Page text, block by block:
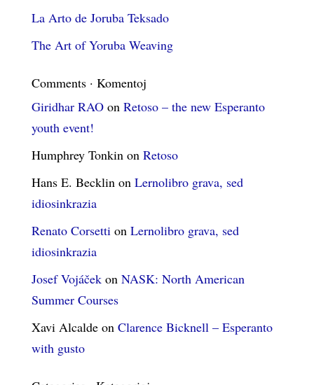
La Arto de Joruba Teksado
The Art of Yoruba Weaving
Comments · Komentoj
Giridhar RAOon Retoso – the new Esperanto
youth event!
Humphrey Tonkinon Retoso
Hans E. Becklinon Lernolibro grava, sed
idiosinkrazia
Renato Corsettion Lernolibro grava, sed
idiosinkrazia
Josef Vojáčekon NASK: North American
Summer Courses
Xavi Alcaldeon Clarence Bicknell – Esperanto
with gusto